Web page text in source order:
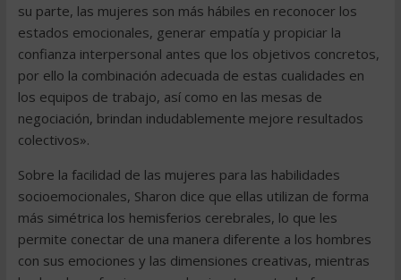
su parte, las mujeres son más hábiles en reconocer los
estados emocionales, generar empatía y propiciar la
confianza interpersonal antes que los objetivos concretos,
por ello la combinación adecuada de estas cualidades en
los equipos de trabajo, así como en las mesas de
negociación, brindan indudablemente mejore resultados
colectivos».
Sobre la facilidad de las mujeres para las habilidades
socioemocionales, Sharon dice que ellas utilizan de forma
más simétrica los hemisferios cerebrales, lo que les
permite conectar de una manera diferente a los hombres
con sus emociones y las dimensiones creativas, mientras